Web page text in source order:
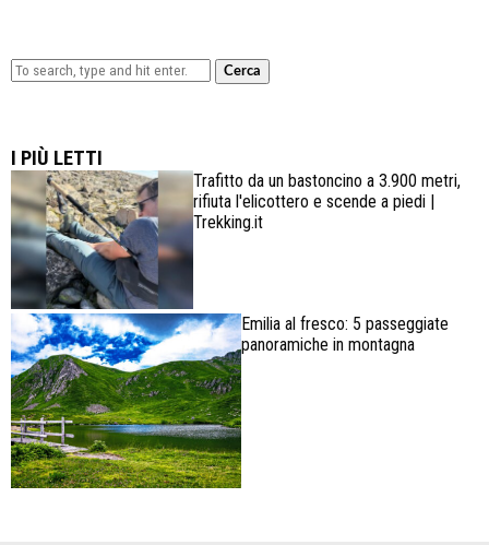
Cerca
I PIÙ LETTI
Trafitto da un bastoncino a 3.900 metri,
rifiuta l'elicottero e scende a piedi |
Trekking.it
Emilia al fresco: 5 passeggiate
panoramiche in montagna